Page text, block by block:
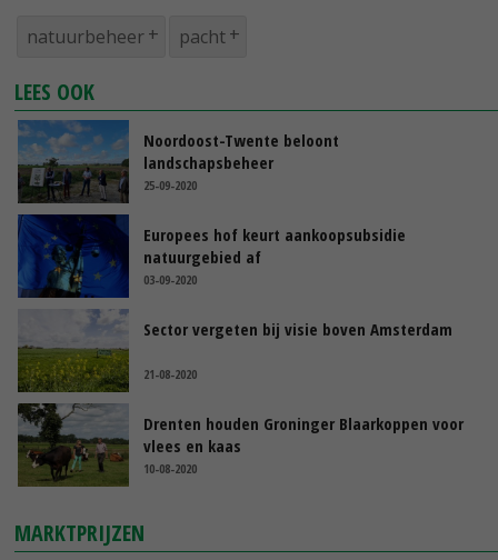
natuurbeheer pacht
LEES OOK
Noordoost-Twente beloont
landschapsbeheer
25-09-2020
Europees hof keurt aankoopsubsidie
natuurgebied af
03-09-2020
Sector vergeten bij visie boven Amsterdam
21-08-2020
Drenten houden Groninger Blaarkoppen voor
vlees en kaas
10-08-2020
MARKTPRIJZEN